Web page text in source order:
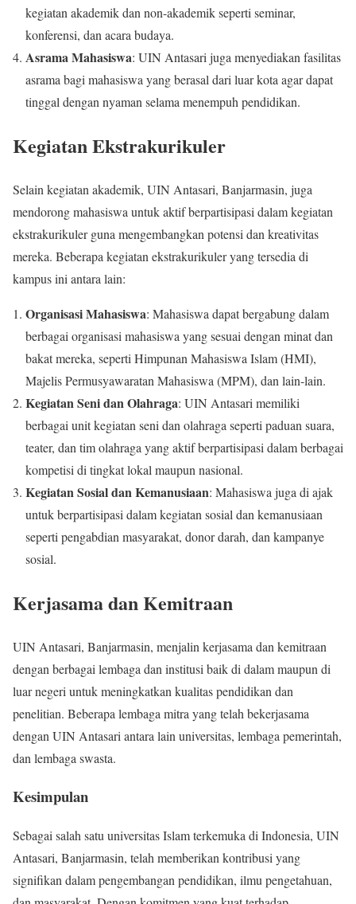
kegiatan akademik dan non-akademik seperti seminar,
konferensi, dan acara budaya.
Asrama Mahasiswa: UIN Antasari juga menyediakan fasilitas
asrama bagi mahasiswa yang berasal dari luar kota agar dapat
tinggal dengan nyaman selama menempuh pendidikan.
Kegiatan Ekstrakurikuler
Selain kegiatan akademik, UIN Antasari, Banjarmasin, juga
mendorong mahasiswa untuk aktif berpartisipasi dalam kegiatan
ekstrakurikuler guna mengembangkan potensi dan kreativitas
mereka. Beberapa kegiatan ekstrakurikuler yang tersedia di
kampus ini antara lain:
Organisasi Mahasiswa: Mahasiswa dapat bergabung dalam
berbagai organisasi mahasiswa yang sesuai dengan minat dan
bakat mereka, seperti Himpunan Mahasiswa Islam (HMI),
Majelis Permusyawaratan Mahasiswa (MPM), dan lain-lain.
Kegiatan Seni dan Olahraga: UIN Antasari memiliki
berbagai unit kegiatan seni dan olahraga seperti paduan suara,
teater, dan tim olahraga yang aktif berpartisipasi dalam berbagai
kompetisi di tingkat lokal maupun nasional.
Kegiatan Sosial dan Kemanusiaan: Mahasiswa juga di ajak
untuk berpartisipasi dalam kegiatan sosial dan kemanusiaan
seperti pengabdian masyarakat, donor darah, dan kampanye
sosial.
Kerjasama dan Kemitraan
UIN Antasari, Banjarmasin, menjalin kerjasama dan kemitraan
dengan berbagai lembaga dan institusi baik di dalam maupun di
luar negeri untuk meningkatkan kualitas pendidikan dan
penelitian. Beberapa lembaga mitra yang telah bekerjasama
dengan UIN Antasari antara lain universitas, lembaga pemerintah,
dan lembaga swasta.
Kesimpulan
Sebagai salah satu universitas Islam terkemuka di Indonesia, UIN
Antasari, Banjarmasin, telah memberikan kontribusi yang
signifikan dalam pengembangan pendidikan, ilmu pengetahuan,